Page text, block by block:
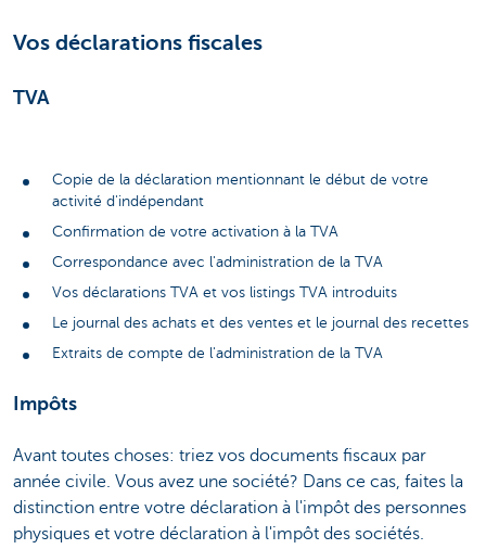
Vos déclarations fiscales
TVA
Copie de la déclaration mentionnant le début de votre
activité d'indépendant
Confirmation de votre activation à la TVA
Correspondance avec l'administration de la TVA
Vos déclarations TVA et vos listings TVA introduits
Le journal des achats et des ventes et le journal des recettes
Extraits de compte de l'administration de la TVA
Impôts
Avant toutes choses: triez vos documents fiscaux par
année civile. Vous avez une société? Dans ce cas, faites la
distinction entre votre déclaration à l'impôt des personnes
physiques et votre déclaration à l'impôt des sociétés.